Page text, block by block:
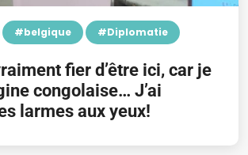
#belgique #Diplomatie
fier d’être ici, car je
congolaise… J’ai
larmes aux yeux!